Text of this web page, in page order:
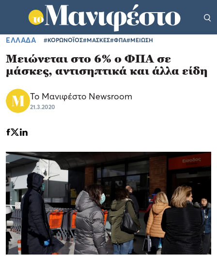
ΕΛΛΑΔΑ #ΚΟΡΩΝΟΪΟΣ#ΜΑΣΚΕΣ#ΦΠΑ#ΜΕΙΩΣΗ
Μειώνεται στο 6% ο ΦΠΑ σε
μάσκες, αντισηπτικά και άλλα είδη
Το Μανιφέστο Newsroom
21.3.2020